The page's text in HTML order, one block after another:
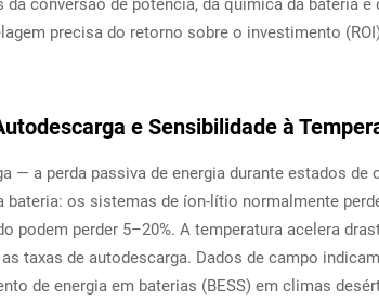
da conversão de potência, da química da bateria
precisa do retorno sobre o investimento
e Sensibilidade à
— a perda passiva de energia durante estados
bateria: os sistemas de íon-lítio normalmente
podem perder 5–20%. A temperatura acelera
taxas de autodescarga. Dados de campo
de energia em baterias (BESS) em climas